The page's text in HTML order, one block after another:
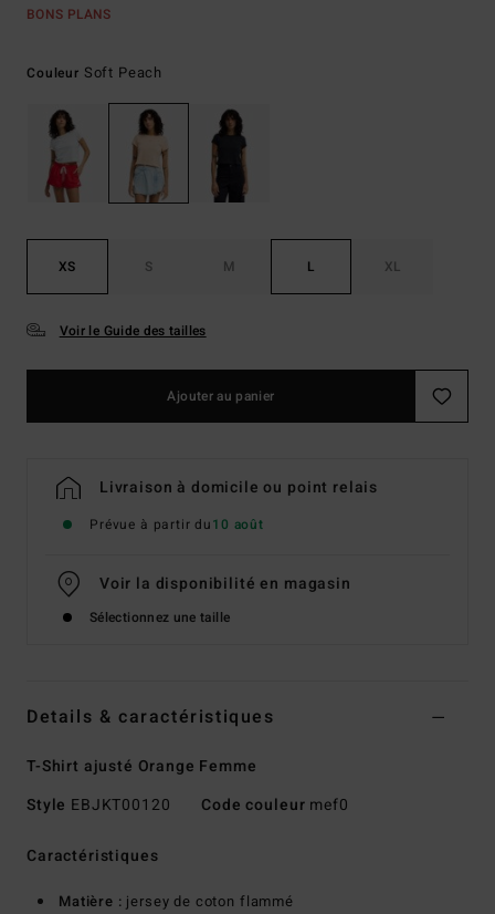
BONS PLANS
Couleur Soft Peach
XS S M L XL
Voir le Guide des tailles
Ajouter au panier
Livraison à domicile ou point relais
Prévue à partir du10 août
Voir la disponibilité en magasin
Sélectionnez une taille
Details & caractéristiques
T-Shirt ajusté Orange Femme
Style EBJKT00120 Code couleur mef0
Caractéristiques
Matière : jersey de coton flammé